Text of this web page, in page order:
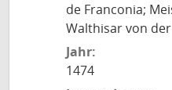
de Franconia;
Walthisar von
Jahr:
1474